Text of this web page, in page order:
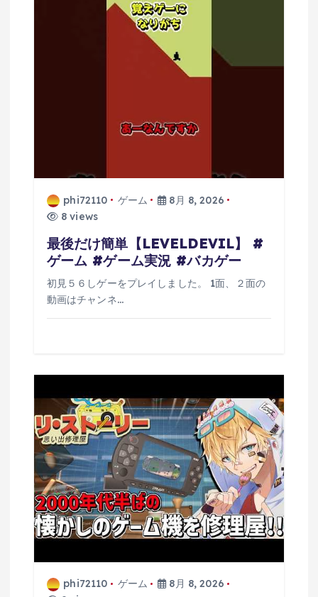
phi72110 ゲーム
8月 8, 2026
8 views
最後だけ簡単【LEVELDEVIL】 #
ゲーム #ゲーム実況 #バカゲー
初見５６しゲーをプレイしました。 1面、２面の
動画はチャンネ…
phi72110 ゲーム
8月 8, 2026